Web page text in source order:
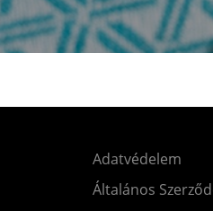
Adatvédelem
Általános